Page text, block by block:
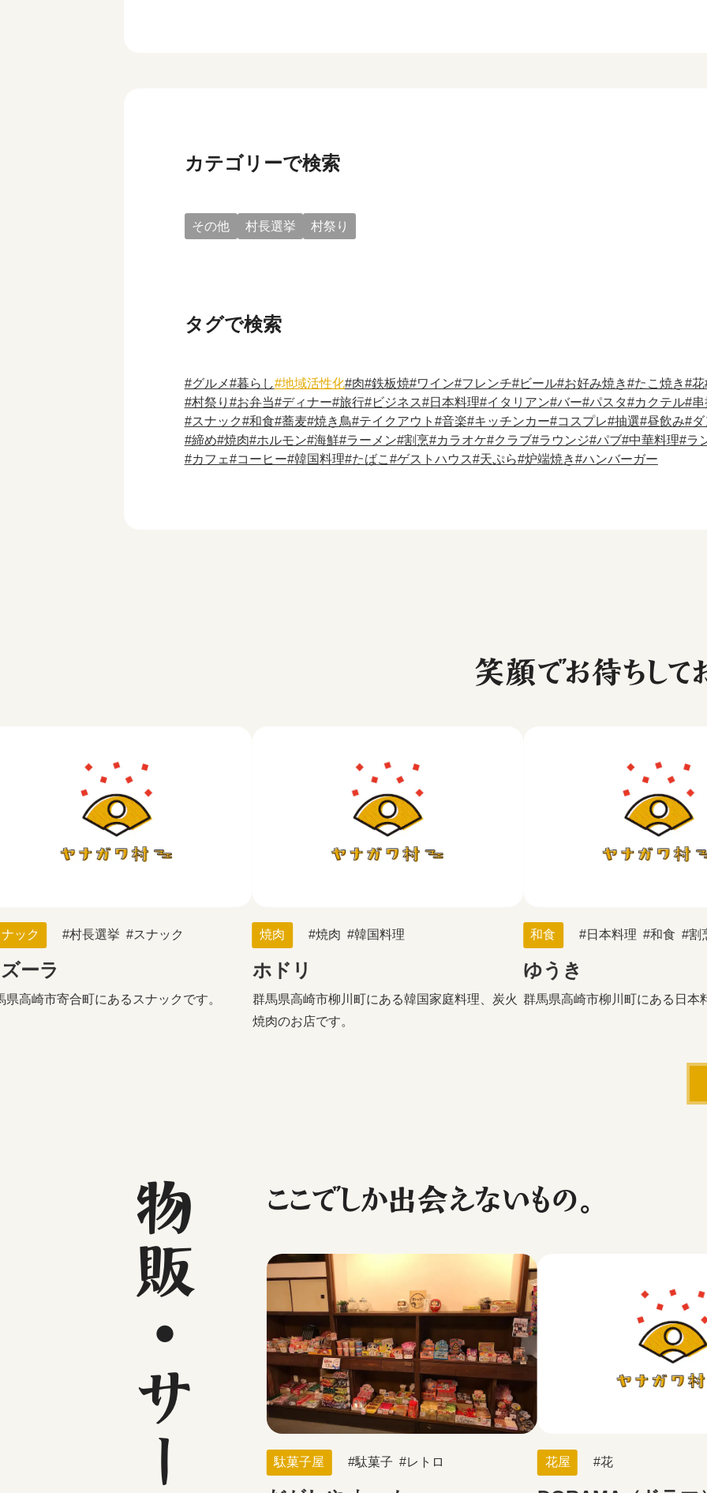
カテゴリーで検索
その他 村長選挙 村祭り
タグで検索
グルメ 暮らし 地域活性化 肉 鉄板焼 ワイン フレンチ ビール お好み焼き たこ焼き
花
村祭り
お弁当 ディナー 旅行 ビジネス 日本料理 イタリアン バー パスタ カクテル 串
スナック
和食 蕎麦 焼き鳥 テイクアウト 音楽 キッチンカー コスプレ 抽選 昼飲み ダ
締め 焼肉 ホルモン 海鮮 ラーメン 割烹 カラオケ クラブ ラウンジ パブ 中華料理 ラ
カフェ
コーヒー 韓国料理 たばこ ゲストハウス 天ぷら 炉端焼き ハンバーガー
笑顔でお待ちしてお
和食 日本料理 和食 割
ゆうき
群馬県高崎市柳川町にある日本
焼肉 焼肉 韓国料理
ホドリ
群馬県高崎市柳川町にある韓国家庭料理、炭火
焼肉のお店です。
ック 村長選挙 スナック
ーラ
県高崎市寄合町にあるスナックです。
ここでしか出会えないもの。
駄菓子屋 駄菓子 レトロ 花屋 花